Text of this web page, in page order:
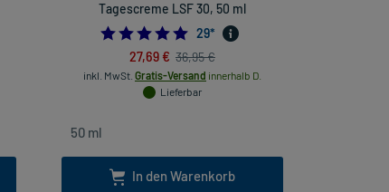
Tagescreme LSF 30, 50 ml
4.827586206896552
29*
27,69 € 36,95 €
inkl. MwSt. Gratis-Versand innerhalb D.
Lieferbar
In den Warenkorb